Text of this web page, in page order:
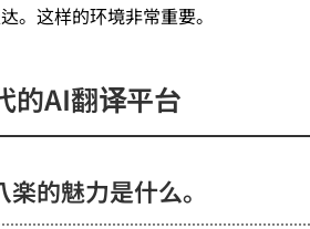
。这样的环境非常重要。
AI翻译平台
的魅力是什么。